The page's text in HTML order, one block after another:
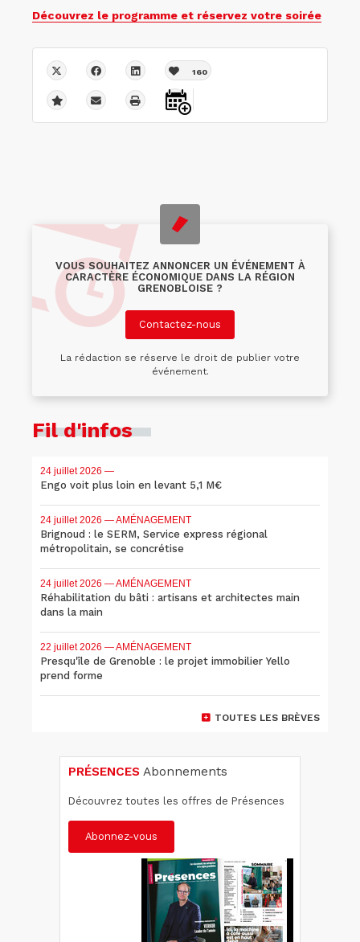
Découvrez le programme et réservez votre soirée
160
VOUS SOUHAITEZ ANNONCER UN ÉVÉNEMENT À
CARACTÈRE ÉCONOMIQUE DANS LA RÉGION
GRENOBLOISE ?
Contactez-nous
La rédaction se réserve le droit de publier votre
événement.
Fil d'infos
24 juillet 2026 —
Engo voit plus loin en levant 5,1 M€
24 juillet 2026 — AMÉNAGEMENT
Brignoud : le SERM, Service express régional
métropolitain, se concrétise
24 juillet 2026 — AMÉNAGEMENT
Réhabilitation du bâti : artisans et architectes main
dans la main
22 juillet 2026 — AMÉNAGEMENT
Presqu'île de Grenoble : le projet immobilier Yello
prend forme
TOUTES LES BRÈVES
PRÉSENCES Abonnements
Découvrez toutes les offres de Présences
Abonnez-vous